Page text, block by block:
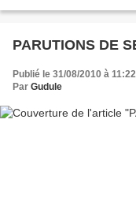
PARUTIONS DE
Publié le 31/08/2010 à 11:22
Par Gudule